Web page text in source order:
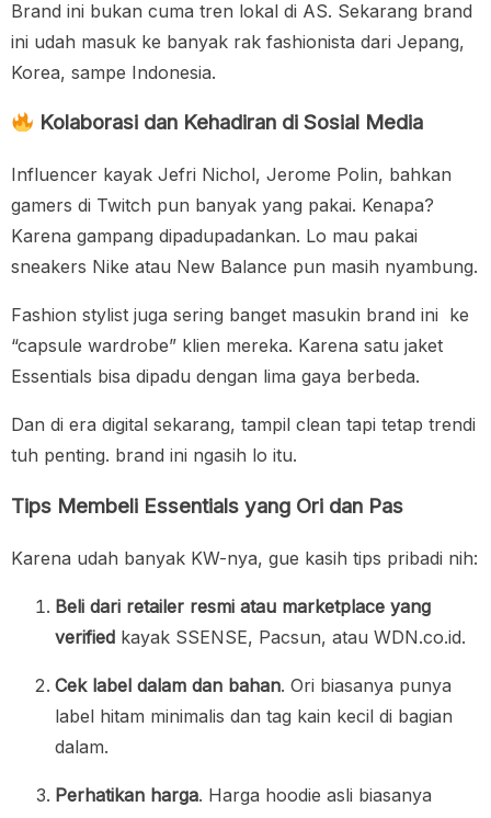
Brand ini bukan cuma tren lokal di AS. Sekarang brand
ini udah masuk ke banyak rak fashionista dari Jepang,
Korea, sampe Indonesia.
Kolaborasi dan Kehadiran di Sosial Media
Influencer kayak Jefri Nichol, Jerome Polin, bahkan
gamers di Twitch pun banyak yang pakai. Kenapa?
Karena gampang dipadupadankan. Lo mau pakai
sneakers Nike atau New Balance pun masih nyambung.
Fashion stylist juga sering banget masukin brand ini ke
“capsule wardrobe” klien mereka. Karena satu jaket
Essentials bisa dipadu dengan lima gaya berbeda.
Dan di era digital sekarang, tampil clean tapi tetap trendi
tuh penting. brand ini ngasih lo itu.
Tips Membeli Essentials yang Ori dan Pas
Karena udah banyak KW-nya, gue kasih tips pribadi nih:
Beli dari retailer resmi atau marketplace yang
verified kayak SSENSE, Pacsun, atau WDN.co.id.
Cek label dalam dan bahan. Ori biasanya punya
label hitam minimalis dan tag kain kecil di bagian
dalam.
Perhatikan harga. Harga hoodie asli biasanya